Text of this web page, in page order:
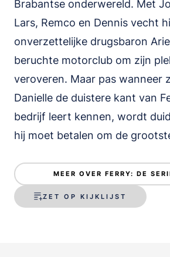
Brabantse onderwereld. Met
Lars, Remco en Dennis vecht
onverzettelijke drugsbaron
beruchte motorclub om zijn
veroveren. Maar pas wanneer
Danielle de duistere kant van
bedrijf leert kennen, wordt
hij moet betalen om de
MEER OVER FERRY: DE
ZET OP KIJKLIJST